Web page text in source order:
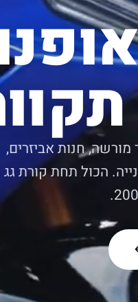
מורשה, חנות אביזרים,
הכול תחת קורת גג